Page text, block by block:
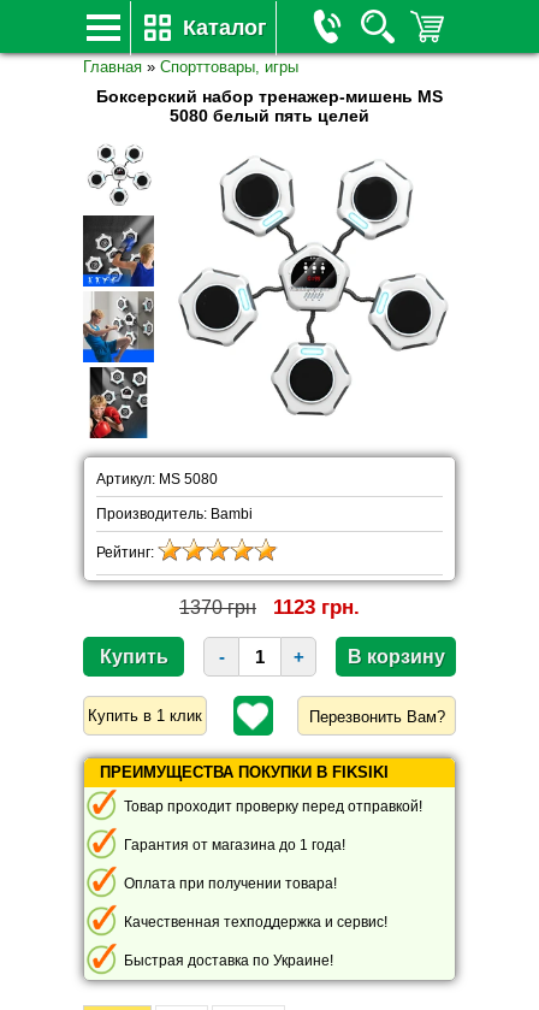
Каталог
Главная » Спорттовары, игры
Боксерский набор тренажер-мишень MS
5080 белый пять целей
Артикул: MS 5080
Производитель: Bambi
Рейтинг:
1370 грн 1123 грн.
- +
Перезвонить Вам?
ПРЕИМУЩЕСТВА ПОКУПКИ В FIKSIKI
Товар проходит проверку перед отправкой!
Гарантия от магазина до 1 года!
Оплата при получении товара!
Качественная техподдержка и сервис!
Быстрая доставка по Украине!